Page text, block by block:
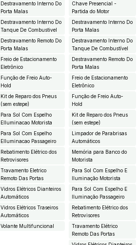
Destravamento Interno Do
Porta Malas
Destravamento Interno Do
Tanque De Combustivel
Destravamento Remoto Do
Porta Malas
Freio de Estacionamento
Eletrônico
Função de Freio Auto-
Hold
Kit de Reparo dos Pneus
(sem estepe)
Para Sol Com Espelho
EIluminacao Motorista
Para Sol Com Espelho
EIluminacao Passageiro
Rebatimento Elétrico dos
Retrovisores
Travamento Eletrico
Remoto Das Portas
Vidros Elétricos Dianteiros
Automáticos
Vidros Elétricos Traseiros
Automáticos
Volante Multifuncional
Chave Presencial -
Partida do Motor
Destravamento Interno Do
Porta Malas
Destravamento Interno Do
Tanque De Combustível
Destravamento Remoto Do
Porta Malas
Freio de Estacionamento
Eletrônico
Função de Freio Auto-
Hold
Kit de Reparo dos Pneus
(sem estepe)
Limpador de Parabrisas
Automáticos
Memória para Banco do
Motorista
Para Sol Com Espelho E
Iluminação Motorista
Para Sol Com Espelho E
Iluminação Passageiro
Rebatimento Elétrico dos
Retrovisores
Travamento Elétrico
Remoto Das Portas